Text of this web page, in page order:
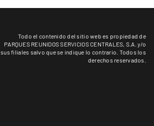
Todo el contenido del sitio web es propiedad de
PARQUES REUNIDOS SERVICIOS CENTRALES, S.A. y/o
sus filiales salvo que se indique lo contrario. Todos los
derechos reservados.